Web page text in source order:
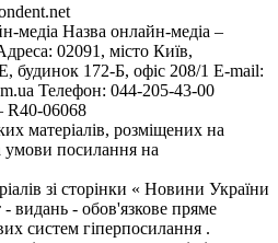
медіа Назва онлайн-медіа –
02091, місто Київ,
172-Б, офіс 208/1 E-mail:
Телефон: 044-205-43-00
R40-06068
матеріалів, розміщених на
умови посилання на
зі сторінки « Новини України
- видань - обов'язкове пряме
систем гіперпосилання .